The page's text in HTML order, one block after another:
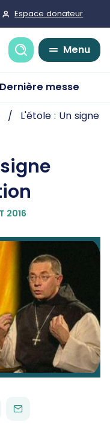
Espace donateur
Recherche
Menu
Dernière messe
L'étole : Un signe
2016
ENVOYER
PAR
EMAIL